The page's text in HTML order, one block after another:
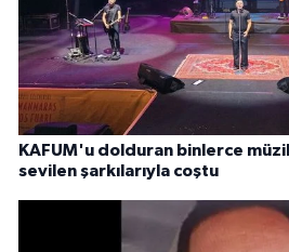
KAFUM'u dolduran binlerce
sevilen şarkılarıyla coştu